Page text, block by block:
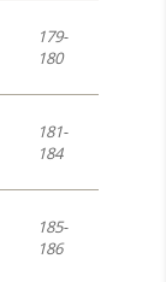
179-
180
181-
184
185-
186